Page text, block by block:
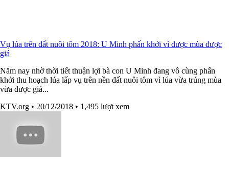
Vụ lúa trên đất nuôi tôm 2018: U Minh phấn khởi vì được mùa được
giá
Năm nay nhờ thời tiết thuận lợi bà con U Minh đang vô cùng phấn
khởi thu hoạch lúa lấp vụ trên nền đất nuôi tôm vì lúa vừa trúng mùa
vừa được giá...
KTV.org • 20/12/2018 • 1,495 lượt xem